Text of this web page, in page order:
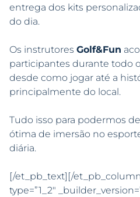
entrega dos kits
do dia.
Os instrutores Golf&Fun
participantes durante todo
desde como jogar até a
principalmente do local.
Tudo isso para podermos
ótima de imersão no
diária.
[/et_pb_text][/
type=”1_2″